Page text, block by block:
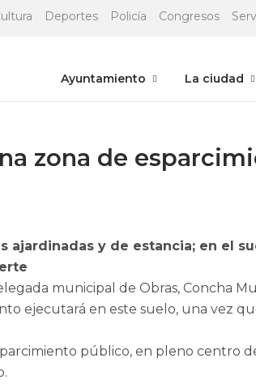
Deportes Policía Congresos
Ayuntamiento La ciudad
zona de
ajardinadas y de estancia; en el
municipal de Obras, Concha
ejecutará en este suelo, una vez
público, en pleno centro